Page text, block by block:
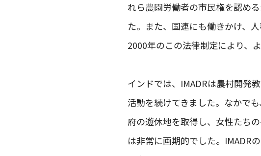
れら農園労働者の市民権を認め
た。また、国連にも働きかけ、
2000年のこの法律制定により、
インドでは、IMADRは農村開発
活動を続けてきました。なかで
府の遊休地を取得し、女性たち
は非常に画期的でした。IMADR